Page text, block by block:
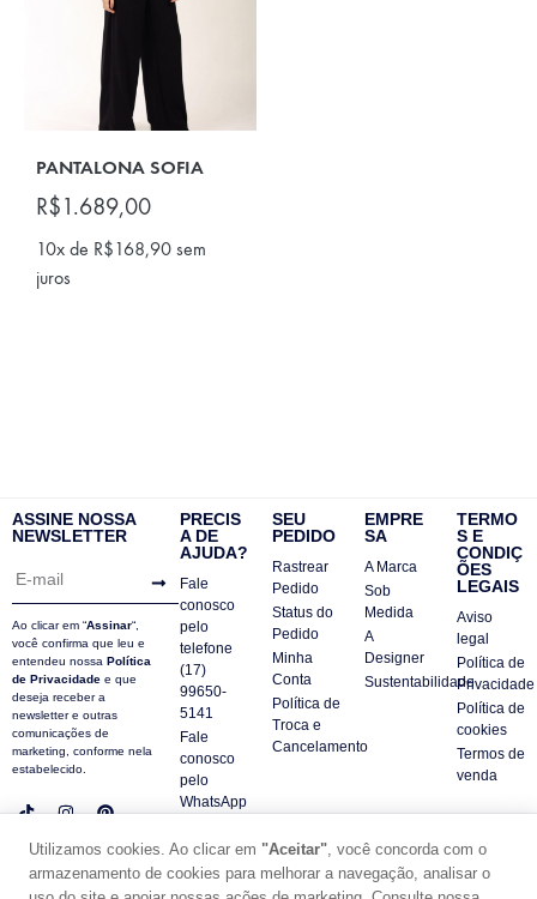
PANTALONA SOFIA
R$1.689,00
10x de R$168,90 sem
juros
ASSINE NOSSA
NEWSLETTER
Ao clicar em “Assinar“,
você confirma que leu e
entendeu nossa Política
de Privacidade e que
deseja receber a
newsletter e outras
comunicações de
marketing, conforme nela
estabelecido.
PRECIS
A DE
AJUDA?
Fale
conosco
pelo
telefone
(17)
99650-
5141
Fale
conosco
pelo
WhatsApp
FAQ
SEU
PEDIDO
Rastrear
Pedido
Status do
Pedido
Minha
Conta
Política de
Troca e
Cancelamento
EMPRE
SA
A Marca
Sob
Medida
A
Designer
Sustentabilidade
TERMO
S E
CONDIÇ
ÕES
LEGAIS
Aviso
legal
Política de
Privacidade
Política de
cookies
Termos de
venda
Utilizamos cookies. Ao clicar em "Aceitar", você concorda com o
armazenamento de cookies para melhorar a navegação, analisar o